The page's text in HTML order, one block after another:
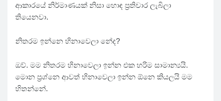
ආකාරයේ නිර්මාණයක් නිසා හොඳ ප්‍රතිචාර ලැබිලා
තියෙනවා.
නිතරම ඉන්නෙ හිනාවෙලා නේද?
ඔව්. මම නිතරම හිනාවෙලා ඉන්න එක හරිම සාමාන්‍යයි.
මොන ප්‍රශ්නෙ ආවත් හිනාවෙලා ඉන්න ඕනෙ කියලයි මම
හිතන්නේ.